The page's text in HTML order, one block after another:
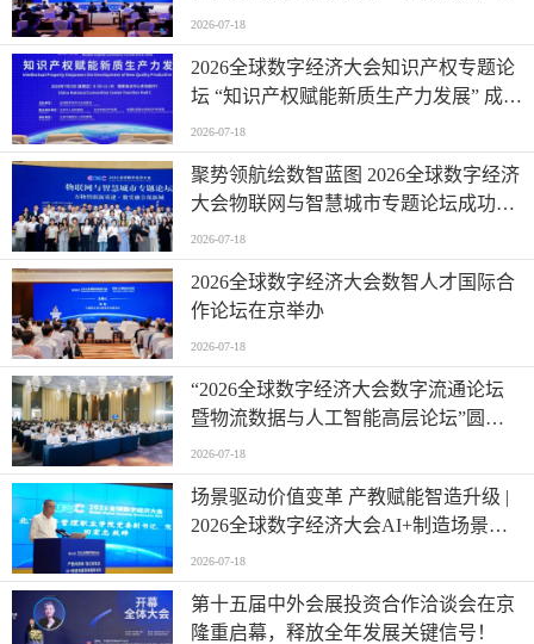
发展论坛在京举办
2026-07-18
2026全球数字经济大会知识产权专题论
坛 “知识产权赋能新质生产力发展” 成功
举办
2026-07-18
聚势领航绘数智蓝图 2026全球数字经济
大会物联网与智慧城市专题论坛成功举
办
2026-07-18
2026全球数字经济大会数智人才国际合
作论坛在京举办
2026-07-18
“2026全球数字经济大会数字流通论坛
暨物流数据与人工智能高层论坛”圆满
成功举办
2026-07-18
场景驱动价值变革 产教赋能智造升级 |
2026全球数字经济大会AI+制造场景落
地国际论坛成功举办
2026-07-18
第十五届中外会展投资合作洽谈会在京
隆重启幕，释放全年发展关键信号！